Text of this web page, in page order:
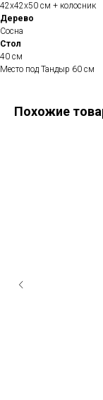
42х42х50 см + колосник
Дерево
Сосна
Стол
40 см
Место под Тандыр 60 см
Похожие